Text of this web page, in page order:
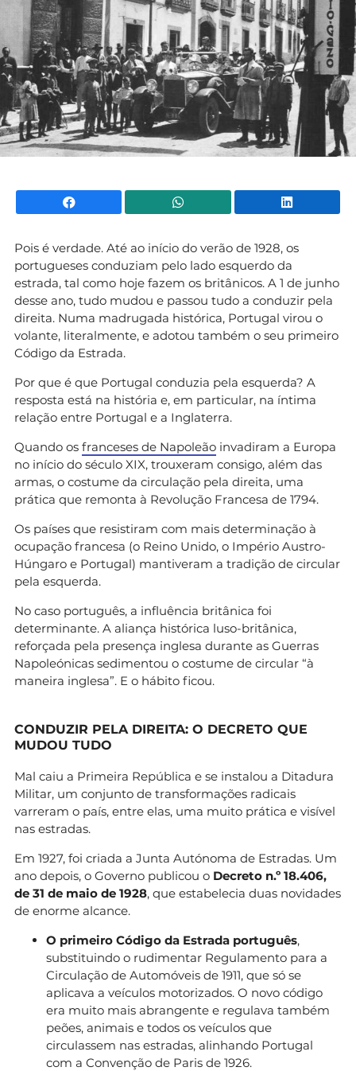
Facebook WhatsApp
Pois é verdade. Até ao início do verão de 1928, os
portugueses conduziam pelo lado esquerdo da
estrada, tal como hoje fazem os britânicos. A 1 de junho
desse ano, tudo mudou e passou tudo a conduzir pela
direita. Numa madrugada histórica, Portugal virou o
volante, literalmente, e adotou também o seu primeiro
Código da Estrada.
Por que é que Portugal conduzia pela esquerda? A
resposta está na história e, em particular, na íntima
relação entre Portugal e a Inglaterra.
Quando os franceses de Napoleão invadiram a Europa
no início do século XIX, trouxeram consigo, além das
armas, o costume da circulação pela direita, uma
prática que remonta à Revolução Francesa de 1794.
Os países que resistiram com mais determinação à
ocupação francesa (o Reino Unido, o Império Austro-
Húngaro e Portugal) mantiveram a tradição de circular
pela esquerda.
No caso português, a influência britânica foi
determinante. A aliança histórica luso-britânica,
reforçada pela presença inglesa durante as Guerras
Napoleónicas sedimentou o costume de circular “à
maneira inglesa”. E o hábito ficou.
CONDUZIR PELA DIREITA: O DECRETO QUE
MUDOU TUDO
Mal caiu a Primeira República e se instalou a Ditadura
Militar, um conjunto de transformações radicais
varreram o país, entre elas, uma muito prática e visível
nas estradas.
Em 1927, foi criada a Junta Autónoma de Estradas. Um
ano depois, o Governo publicou o Decreto n.º 18.406,
de 31 de maio de 1928, que estabelecia duas novidades
de enorme alcance.
O primeiro Código da Estrada português,
substituindo o rudimentar Regulamento para a
Circulação de Automóveis de 1911, que só se
aplicava a veículos motorizados. O novo código
era muito mais abrangente e regulava também
peões, animais e todos os veículos que
circulassem nas estradas, alinhando Portugal
com a Convenção de Paris de 1926.